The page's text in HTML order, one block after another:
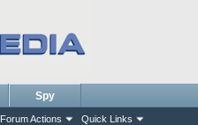
Forum Actions Quick Links
Spy